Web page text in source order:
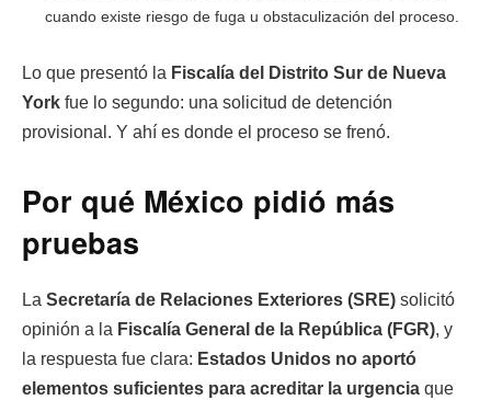
cuando existe riesgo de fuga u obstaculización del proceso.
Lo que presentó la Fiscalía del Distrito Sur de Nueva
York fue lo segundo: una solicitud de detención
provisional. Y ahí es donde el proceso se frenó.
Por qué México pidió más
pruebas
La Secretaría de Relaciones Exteriores (SRE) solicitó
opinión a la Fiscalía General de la República (FGR), y
la respuesta fue clara: Estados Unidos no aportó
elementos suficientes para acreditar la urgencia que